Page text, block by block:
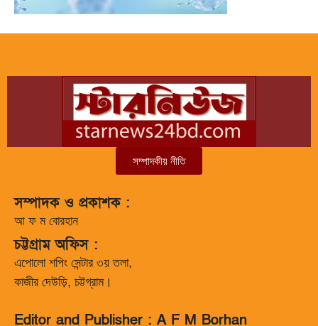
সম্পাদকীয় নীতি
সম্পাদক ও প্রকাশক :
আ ফ ম বোরহান
চট্টগ্রাম অফিস :
এপোলো শপিং সেন্টার ৩য় তলা,
কাজীর দেউড়ি, চট্টগ্রাম।
Editor and Publisher : A F M Borhan